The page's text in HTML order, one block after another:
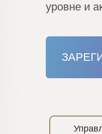
уровне и